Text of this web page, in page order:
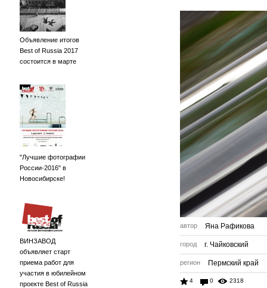
Объявление итогов
Best of Russia 2017
состоится в марте
"Лучшие фотографии
России-2016" в
Новосибирске!
ВИНЗАВОД
объявляет старт
приема работ для
участия в юбилейном
проекте Best of Russia
автор Яна Рафикова
город г. Чайковский
регион Пермский край
4 0 2318